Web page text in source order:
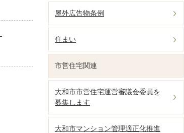
屋外広告物条例
住まい
市営住宅関連
大和市市営住宅運営審議会委員を
募集します
大和市マンション管理適正化推進